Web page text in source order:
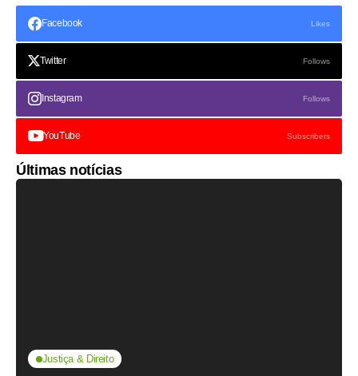
Facebook Likes
Twitter Follows
Instagram Follows
YouTube Subscribers
Últimas notícias
Justiça & Direito